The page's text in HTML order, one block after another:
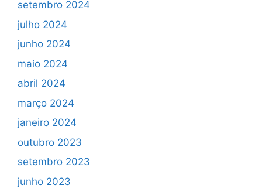
setembro 2024
julho 2024
junho 2024
maio 2024
abril 2024
março 2024
janeiro 2024
outubro 2023
setembro 2023
junho 2023